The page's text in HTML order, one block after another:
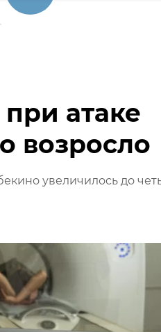
атаке
возросло
увеличилось до